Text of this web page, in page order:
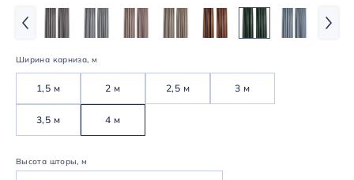
Ширина карниза, м
1,5 м 2 м 2,5 м 3 м
3,5 м 4 м
Высота шторы, м